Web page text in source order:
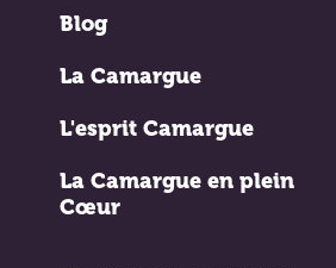
Blog
La Camargue
L'esprit Camargue
La Camargue en plein
Cœur